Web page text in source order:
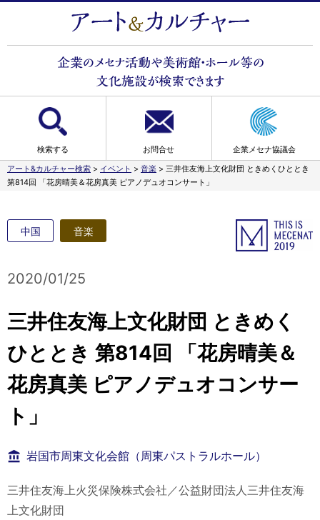
検索する お問合せ
企業メセナ協議会
アート&カルチャー検索 > イベント > 音楽 > 三井住友海上文化財団 ときめくひととき
第814回 「花房晴美＆花房真美 ピアノデュオコンサート」
中国 音楽
2020/01/25
三井住友海上文化財団 ときめく
ひととき 第814回 「花房晴美＆
花房真美 ピアノデュオコンサー
ト」
岩国市周東文化会館（周東パストラルホール）
三井住友海上火災保険株式会社／公益財団法人三井住友海
上文化財団